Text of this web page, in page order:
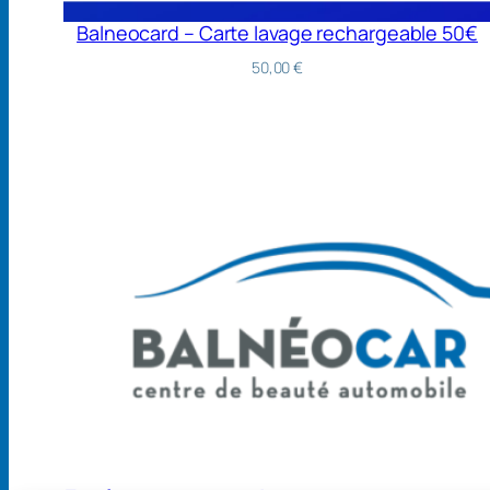
Balneocard – Carte lavage rechargeable 50€
50,00€